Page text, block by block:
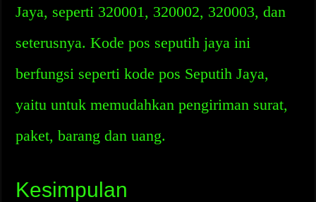
Jaya, seperti 320001, 320002, 320003, dan
seterusnya. Kode pos seputih jaya ini
berfungsi seperti kode pos Seputih Jaya,
yaitu untuk memudahkan pengiriman surat,
paket, barang dan uang.
Kesimpulan